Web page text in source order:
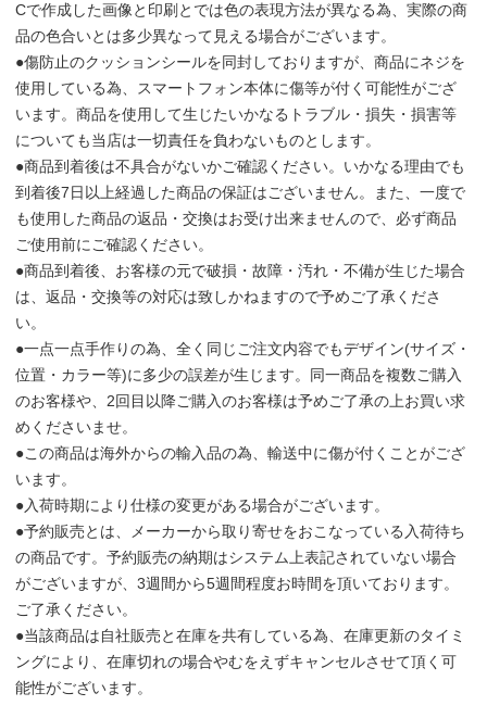
Cで作成した画像と印刷とでは色の表現方法が異なる為、実際の商
品の色合いとは多少異なって見える場合がございます。
●傷防止のクッションシールを同封しておりますが、商品にネジを
使用している為、スマートフォン本体に傷等が付く可能性がござ
います。商品を使用して生じたいかなるトラブル・損失・損害等
についても当店は一切責任を負わないものとします。
●商品到着後は不具合がないかご確認ください。いかなる理由でも
到着後7日以上経過した商品の保証はございません。また、一度で
も使用した商品の返品・交換はお受け出来ませんので、必ず商品
ご使用前にご確認ください。
●商品到着後、お客様の元で破損・故障・汚れ・不備が生じた場合
は、返品・交換等の対応は致しかねますので予めご了承くださ
い。
●一点一点手作りの為、全く同じご注文内容でもデザイン(サイズ・
位置・カラー等)に多少の誤差が生じます。同一商品を複数ご購入
のお客様や、2回目以降ご購入のお客様は予めご了承の上お買い求
めくださいませ。
●この商品は海外からの輸入品の為、輸送中に傷が付くことがござ
います。
●入荷時期により仕様の変更がある場合がございます。
●予約販売とは、メーカーから取り寄せをおこなっている入荷待ち
の商品です。予約販売の納期はシステム上表記されていない場合
がございますが、3週間から5週間程度お時間を頂いております。
ご了承ください。
●当該商品は自社販売と在庫を共有している為、在庫更新のタイミ
ングにより、在庫切れの場合やむをえずキャンセルさせて頂く可
能性がございます。